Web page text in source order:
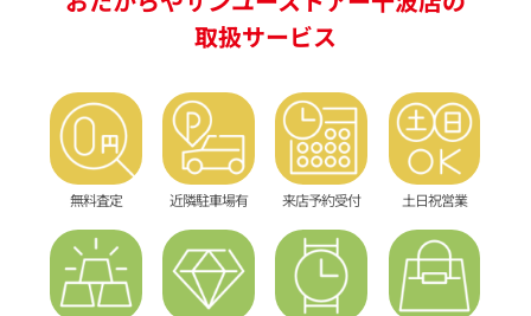
取扱サービス
無料査定 近隣駐車場有 来店予約受付 土日祝営業